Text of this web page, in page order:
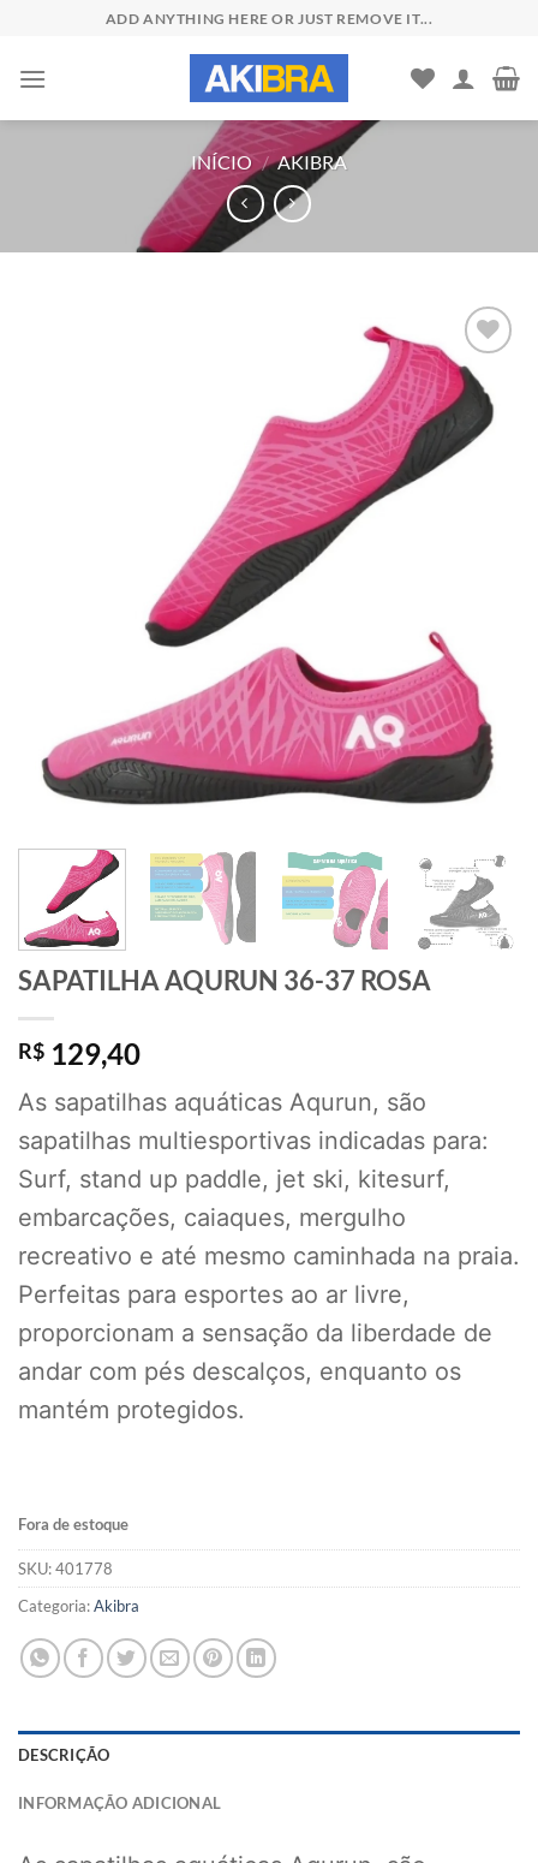
content
ADD ANYTHING HERE OR JUST REMOVE IT...
INÍCIO / AKIBRA
Add to
wishlist
SAPATILHA AQURUN 36-37 ROSA
R$ 129,40
As sapatilhas aquáticas Aqurun, são
sapatilhas multiesportivas indicadas para:
Surf, stand up paddle, jet ski, kitesurf,
embarcações, caiaques, mergulho
recreativo e até mesmo caminhada na praia.
Perfeitas para esportes ao ar livre,
proporcionam a sensação da liberdade de
andar com pés descalços, enquanto os
mantém protegidos.
Fora de estoque
SKU:401778
Categoria:Akibra
DESCRIÇÃO
INFORMAÇÃO ADICIONAL